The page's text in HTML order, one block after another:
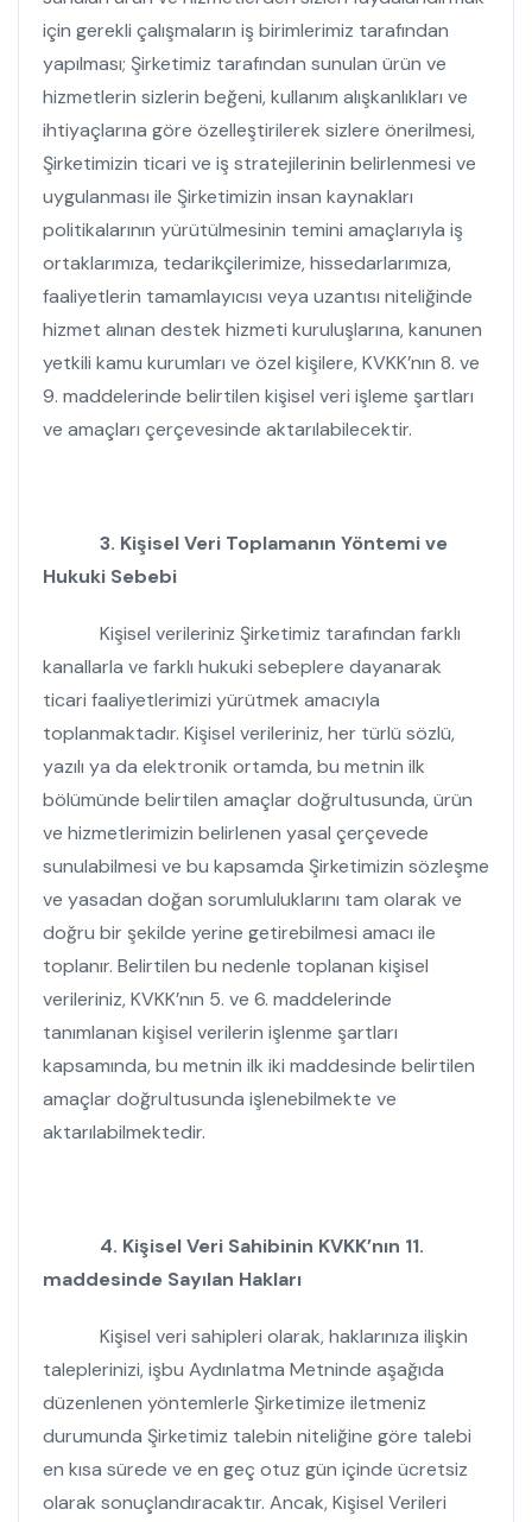
için gerekli çalışmaların iş birimlerimiz tarafından
yapılması; Şirketimiz tarafından sunulan ürün ve
hizmetlerin sizlerin beğeni, kullanım alışkanlıkları ve
ihtiyaçlarına göre özelleştirilerek sizlere önerilmesi,
Şirketimizin ticari ve iş stratejilerinin belirlenmesi ve
uygulanması ile Şirketimizin insan kaynakları
politikalarının yürütülmesinin temini amaçlarıyla iş
ortaklarımıza, tedarikçilerimize, hissedarlarımıza,
faaliyetlerin tamamlayıcısı veya uzantısı niteliğinde
hizmet alınan destek hizmeti kuruluşlarına, kanunen
yetkili kamu kurumları ve özel kişilere, KVKK’nın 8. ve
9. maddelerinde belirtilen kişisel veri işleme şartları
ve amaçları çerçevesinde aktarılabilecektir.
3. Kişisel Veri Toplamanın Yöntemi ve
Hukuki Sebebi
Kişisel verileriniz Şirketimiz tarafından farklı
kanallarla ve farklı hukuki sebeplere dayanarak
ticari faaliyetlerimizi yürütmek amacıyla
toplanmaktadır. Kişisel verileriniz, her türlü sözlü,
yazılı ya da elektronik ortamda, bu metnin ilk
bölümünde belirtilen amaçlar doğrultusunda, ürün
ve hizmetlerimizin belirlenen yasal çerçevede
sunulabilmesi ve bu kapsamda Şirketimizin sözleşme
ve yasadan doğan sorumluluklarını tam olarak ve
doğru bir şekilde yerine getirebilmesi amacı ile
toplanır. Belirtilen bu nedenle toplanan kişisel
verileriniz, KVKK’nın 5. ve 6. maddelerinde
tanımlanan kişisel verilerin işlenme şartları
kapsamında, bu metnin ilk iki maddesinde belirtilen
amaçlar doğrultusunda işlenebilmekte ve
aktarılabilmektedir.
4. Kişisel Veri Sahibinin KVKK’nın 11.
maddesinde Sayılan Hakları
Kişisel veri sahipleri olarak, haklarınıza ilişkin
taleplerinizi, işbu Aydınlatma Metninde aşağıda
düzenlenen yöntemlerle Şirketimize iletmeniz
durumunda Şirketimiz talebin niteliğine göre talebi
en kısa sürede ve en geç otuz gün içinde ücretsiz
olarak sonuçlandıracaktır. Ancak, Kişisel Verileri